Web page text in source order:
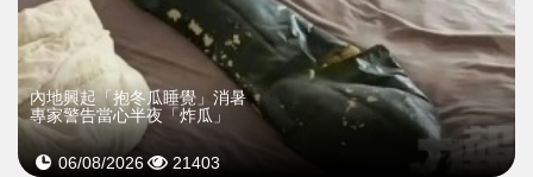
內地興起「抱冬瓜睡覺」消暑
專家警告當心半夜「炸瓜」
06/08/2026 21403